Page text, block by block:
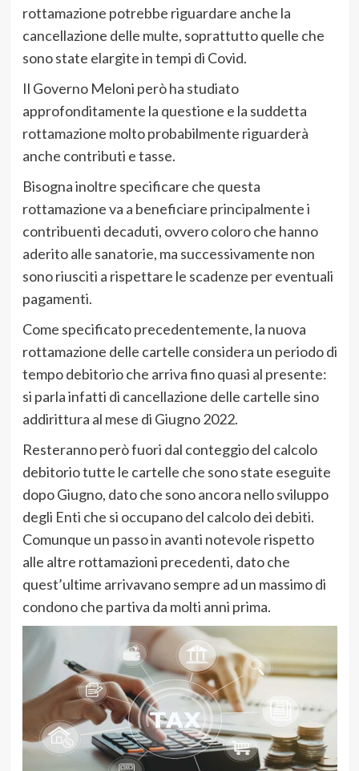
rottamazione potrebbe riguardare anche la
cancellazione delle multe, soprattutto quelle che
sono state elargite in tempi di Covid.
Il Governo Meloni però ha studiato
approfonditamente la questione e la suddetta
rottamazione molto probabilmente riguarderà
anche contributi e tasse.
Bisogna inoltre specificare che questa
rottamazione va a beneficiare principalmente i
contribuenti decaduti, ovvero coloro che hanno
aderito alle sanatorie, ma successivamente non
sono riusciti a rispettare le scadenze per eventuali
pagamenti.
Come specificato precedentemente, la nuova
rottamazione delle cartelle considera un periodo di
tempo debitorio che arriva fino quasi al presente:
si parla infatti di cancellazione delle cartelle sino
addirittura al mese di Giugno 2022.
Resteranno però fuori dal conteggio del calcolo
debitorio tutte le cartelle che sono state eseguite
dopo Giugno, dato che sono ancora nello sviluppo
degli Enti che si occupano del calcolo dei debiti.
Comunque un passo in avanti notevole rispetto
alle altre rottamazioni precedenti, dato che
quest’ultime arrivavano sempre ad un massimo di
condono che partiva da molti anni prima.